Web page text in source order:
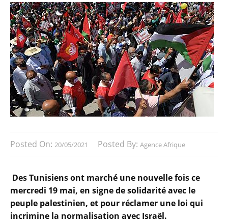
Posted On: 20/05/2021 Posted By: Agence Afrique
Des Tunisiens ont marché une nouvelle fois ce
mercredi 19 mai, en signe de solidarité avec le
peuple palestinien, et pour réclamer une loi qui
incrimine la normalisation avec Israël.